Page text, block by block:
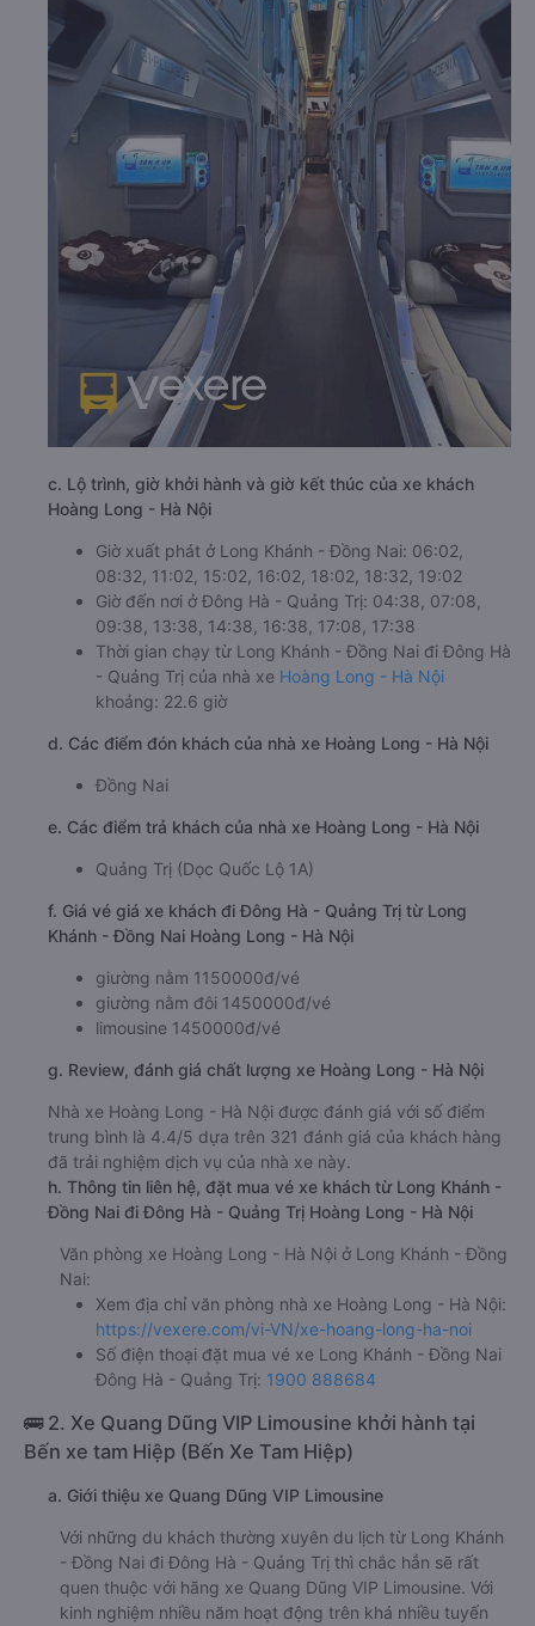
c. Lộ trình, giờ khởi hành và giờ kết thúc của xe khách
Hoàng Long - Hà Nội
Giờ xuất phát ở Long Khánh - Đồng Nai: 06:02,
08:32, 11:02, 15:02, 16:02, 18:02, 18:32, 19:02
Giờ đến nơi ở Đông Hà - Quảng Trị: 04:38, 07:08,
09:38, 13:38, 14:38, 16:38, 17:08, 17:38
Thời gian chạy từ Long Khánh - Đồng Nai đi Đông Hà
- Quảng Trị của nhà xe Hoàng Long - Hà Nội
khoảng: 22.6 giờ
d. Các điểm đón khách của nhà xe Hoàng Long - Hà Nội
Đồng Nai
e. Các điểm trả khách của nhà xe Hoàng Long - Hà Nội
Quảng Trị (Dọc Quốc Lộ 1A)
f. Giá vé giá xe khách đi Đông Hà - Quảng Trị từ Long
Khánh - Đồng Nai Hoàng Long - Hà Nội
giường nằm 1150000đ/vé
giường nằm đôi 1450000đ/vé
limousine 1450000đ/vé
g. Review, đánh giá chất lượng xe Hoàng Long - Hà Nội
Nhà xe Hoàng Long - Hà Nội được đánh giá với số điểm
trung bình là 4.4/5 dựa trên 321 đánh giá của khách hàng
đã trải nghiệm dịch vụ của nhà xe này.
h. Thông tin liên hệ, đặt mua vé xe khách từ Long Khánh -
Đồng Nai đi Đông Hà - Quảng Trị Hoàng Long - Hà Nội
Văn phòng xe Hoàng Long - Hà Nội ở Long Khánh - Đồng
Nai:
Xem địa chỉ văn phòng nhà xe Hoàng Long - Hà Nội:
https://vexere.com/vi-VN/xe-hoang-long-ha-noi
Số điện thoại đặt mua vé xe Long Khánh - Đồng Nai
Đông Hà - Quảng Trị: 1900 888684
🚌 2. Xe Quang Dũng VIP Limousine khởi hành tại
Bến xe tam Hiệp (Bến Xe Tam Hiệp)
a. Giới thiệu xe Quang Dũng VIP Limousine
Với những du khách thường xuyên du lịch từ Long Khánh
- Đồng Nai đi Đông Hà - Quảng Trị thì chắc hẳn sẽ rất
quen thuộc với hãng xe Quang Dũng VIP Limousine. Với
kinh nghiệm nhiều năm hoạt động trên khá nhiều tuyến